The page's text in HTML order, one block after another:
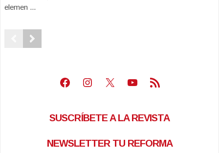
elemen ...
Facebook
Instagram
X Youtube
Feed RSS
SUSCRÍBETE A LA REVISTA
NEWSLETTER TU REFORMA